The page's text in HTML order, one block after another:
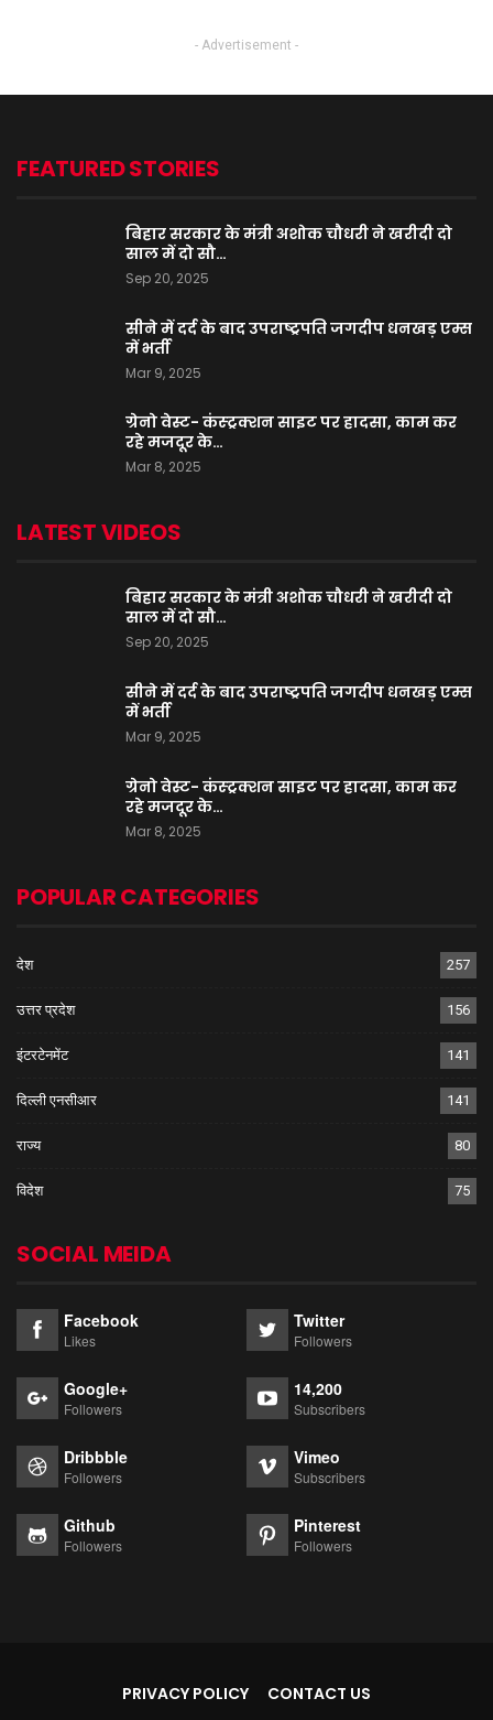
- Advertisement -
FEATURED STORIES
बिहार सरकार के मंत्री अशोक चौधरी ने खरीदी दो
साल में दो सौ…
Sep 20, 2025
सीने में दर्द के बाद उपराष्ट्रपति जगदीप धनखड़ एम्स
में भर्ती
Mar 9, 2025
ग्रेनो वेस्ट- कंस्ट्रक्शन साइट पर हादसा, काम कर
रहे मजदूर के…
Mar 8, 2025
LATEST VIDEOS
बिहार सरकार के मंत्री अशोक चौधरी ने खरीदी दो
साल में दो सौ…
Sep 20, 2025
सीने में दर्द के बाद उपराष्ट्रपति जगदीप धनखड़ एम्स
में भर्ती
Mar 9, 2025
ग्रेनो वेस्ट- कंस्ट्रक्शन साइट पर हादसा, काम कर
रहे मजदूर के…
Mar 8, 2025
POPULAR CATEGORIES
देश 257
उत्तर प्रदेश 156
इंटरटेनमेंट 141
दिल्ली एनसीआर 141
राज्य 80
विदेश 75
SOCIAL MEIDA
Facebook
Likes
Twitter
Followers
Google+
Followers
14,200
Subscribers
Dribbble
Followers
Vimeo
Subscribers
Github
Followers
Pinterest
Followers
PRIVACY POLICY CONTACT US